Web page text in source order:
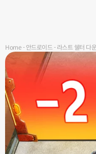
Home-안드로이드-라스트 쉘터 다